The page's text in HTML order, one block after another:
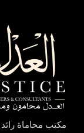
مكتب محاماة